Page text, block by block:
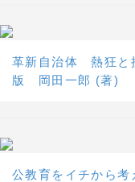
革新自治体 熱狂と
版 岡田一郎 (著)
公教育をイチから